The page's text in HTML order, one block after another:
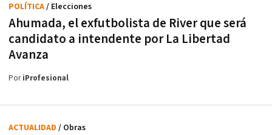
Ahumada, el exfutbolista de River que será
candidato a intendente por La Libertad
Avanza
POLÍTICA/ Elecciones
PoriProfesional
ACTUALIDAD / Obras